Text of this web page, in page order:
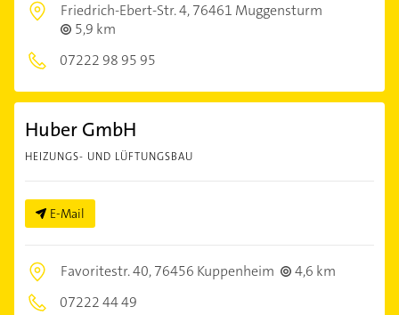
Friedrich-Ebert-Str. 4,76461 Muggensturm
5,9 km
07222 98 95 95
Huber GmbH
HEIZUNGS- UND LÜFTUNGSBAU
E-Mail
Favoritestr. 40,76456 Kuppenheim
4,6 km
07222 44 49